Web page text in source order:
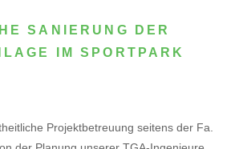
SANIERUNG DER
IM SPORTPARK
Projektbetreuung seitens der Fa.